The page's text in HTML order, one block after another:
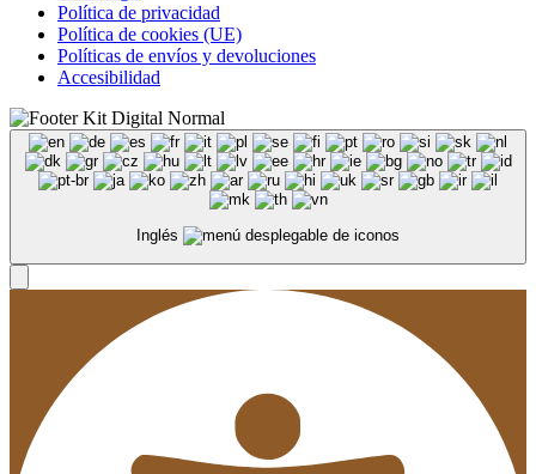
Política de privacidad
Política de cookies (UE)
Políticas de envíos y devoluciones
Accesibilidad
Inglés